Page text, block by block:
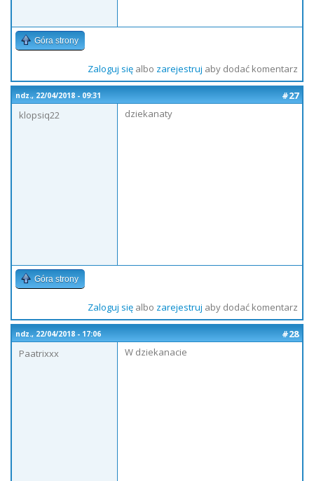
Góra strony
Zaloguj sięalbo zarejestruj aby dodać komentarz
ndz., 22/04/2018 - 09:31
#27
klopsiq22
dziekanaty
Góra strony
Zaloguj sięalbo zarejestruj aby dodać komentarz
ndz., 22/04/2018 - 17:06
#28
Paatrixxx
W dziekanacie